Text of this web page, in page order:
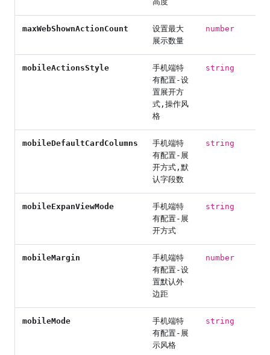
maxWebShownActionCount
设置最大
展示数量
number
mobileActionsStyle
手机端特
有配置-设
置展开方
式,操作风
格
string
mobileDefaultCardColumns
手机端特
有配置-展
开方式,默
认字段数
string
mobileExpanViewMode
手机端特
有配置-展
开方式
string
mobileMargin
手机端特
有配置-设
置默认外
边距
number
mobileMode
手机端特
有配置-展
示风格
string